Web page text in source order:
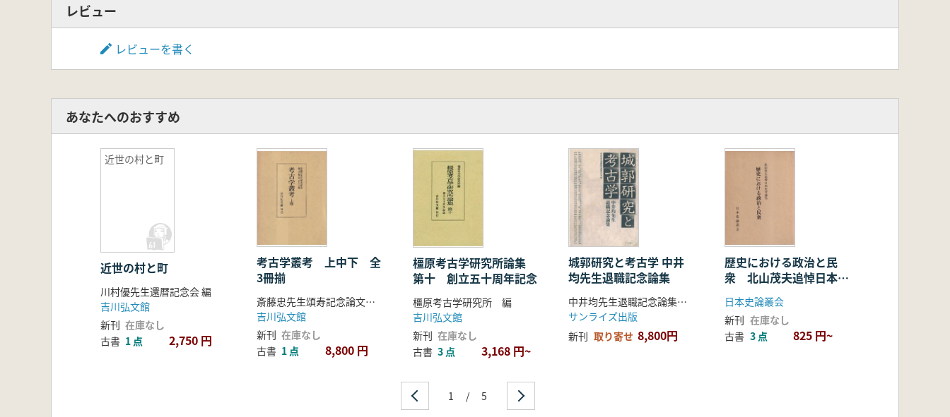
飯盛城跡の石垣/李 聖子
鳥取城に用いられた補強石垣『巻石垣』について/細田 隆博
四国における戦国期城郭の石積み・石垣/乗岡 実
清須城出土軒瓦の変遷と城郭/鈴木 正貴
近江における織豊期の城郭瓦/小谷 徳彦
麦島城跡出土瓦再考/山内 淳司
東濃地域のロクロ成形土師器に関する一考察―美濃金山城跡を中心に/長江 真和
姉小路氏関連遺跡で出土する中世土師器皿の編年試案/三好 清超
■第4章 城郭史への研究視点
城館構造の地域性と変遷/齋藤 慎一
戦国時代の「名城」と「悪城」/竹井 英文
城館遺跡の大型建物遺構について/早川 圭
山城調査における造成と土木量計算(その2)/山上 雅弘
中世山寺のプランニング/ 藤岡 英礼
伊吹山中腹の社寺遺構「別相」/髙橋 順之
京極氏館の御廟所 /石田 雄士
聖地への築城と地域社会・城主―近江国野洲郡の小堤山城を事例に/中西 裕樹
天守建築の成立を考える/加藤 理文
文禄・慶長の役における日本軍が利用した朝鮮式城郭
レビュー
レビューを書く
あなたへのおすすめ
近世の村と町
近世の村と町
川村優先生還暦記念会 編
吉川弘文館
新刊 在庫なし
古書 1 点 2,750 円
考古学叢考 上中下 全
3冊揃
斎藤忠先生頌寿記念論文集刊行会 編
吉川弘文館
新刊 在庫なし
古書 1 点 8,800 円
橿原考古学研究所論集
第十 創立五十周年記念
橿原考古学研究所 編
吉川弘文館
新刊 在庫なし
古書 3 点 3,168 円~
城郭研究と考古学 中井
均先生退職記念論集
中井均先生退職記念論集刊行会 編集
サンライズ出版
新刊 取り寄せ 8,800円
歴史における政治と民
衆 北山茂夫追悼日本史
学論集
日本史論叢会
新刊 在庫なし
古書 3 点 825 円~
1 / 5